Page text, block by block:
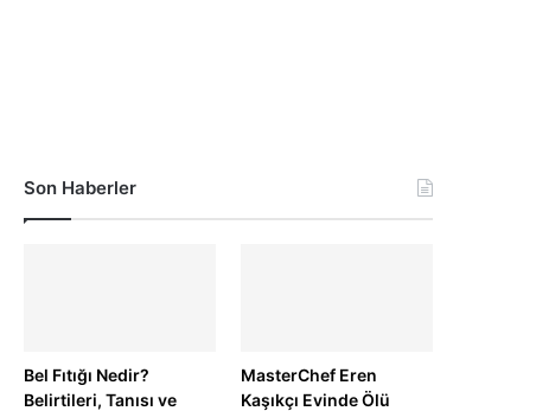
Son Haberler
Bel Fıtığı Nedir?
Belirtileri, Tanısı ve
MasterChef Eren
Kaşıkçı Evinde Ölü